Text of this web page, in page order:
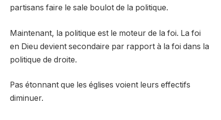
partisans faire le sale boulot de la politique.
Maintenant, la politique est le moteur de la foi. La foi
en Dieu devient secondaire par rapport à la foi dans la
politique de droite.
Pas étonnant que les églises voient leurs effectifs
diminuer.